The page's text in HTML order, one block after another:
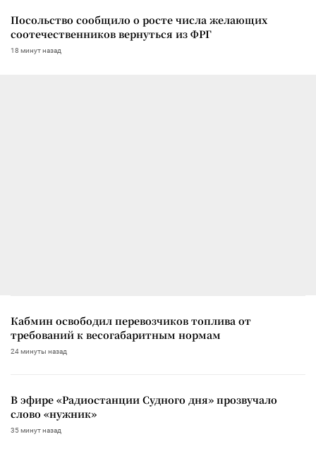
Посольство сообщило о росте числа желающих
соотечественников вернуться из ФРГ
18 минут назад
Кабмин освободил перевозчиков топлива от
требований к весогабаритным нормам
24 минуты назад
В эфире «Радиостанции Судного дня» прозвучало
слово «нужник»
35 минут назад